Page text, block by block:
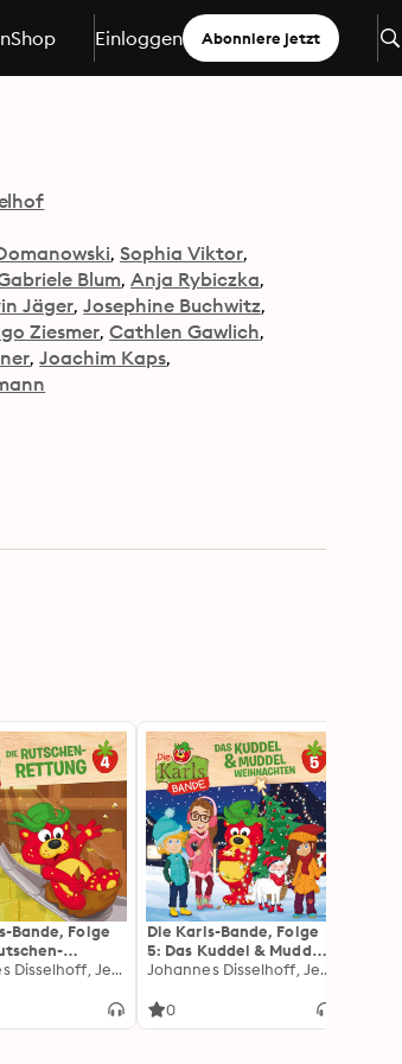
Shop Einloggen Abonniere jetzt
Sophia Viktor
Blum Anja Rybiczka
Jäger Josephine Buchwitz
Ziesmer Cathlen Gawlich
Joachim Kaps
Bande, Folge
Die Rutschen-Johannes Disselhoff, Jenny Alten
Die Karls-Bande, Folge
5: Das Kuddel & Muddel
Weihnachten: Das
Weihnachten
Johannes Disselhoff, Jenny Alten
0